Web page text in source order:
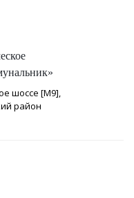
шоссе [М9],
район